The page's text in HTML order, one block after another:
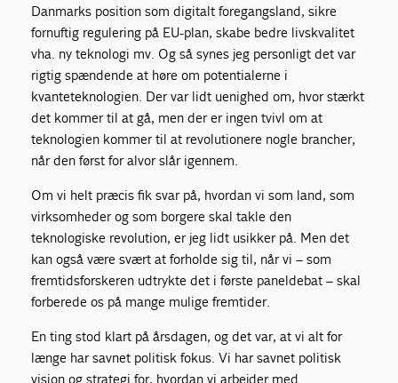
Danmarks position som digitalt foregangsland, sikre
fornuftig regulering på EU-plan, skabe bedre livskvalitet
vha. ny teknologi mv. Og så synes jeg personligt det var
rigtig spændende at høre om potentialerne i
kvanteteknologien. Der var lidt uenighed om, hvor stærkt
det kommer til at gå, men der er ingen tvivl om at
teknologien kommer til at revolutionere nogle brancher,
når den først for alvor slår igennem.
Om vi helt præcis fik svar på, hvordan vi som land, som
virksomheder og som borgere skal takle den
teknologiske revolution, er jeg lidt usikker på. Men det
kan også være svært at forholde sig til, når vi – som
fremtidsforskeren udtrykte det i første paneldebat – skal
forberede os på mange mulige fremtider.
En ting stod klart på årsdagen, og det var, at vi alt for
længe har savnet politisk fokus. Vi har savnet politisk
vision og strategi for, hvordan vi arbejder med